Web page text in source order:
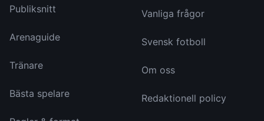
Publiksnitt
Arenaguide
Tränare
Bästa spelare
Vanliga frågor
Svensk fotboll
Om oss
Redaktionell policy